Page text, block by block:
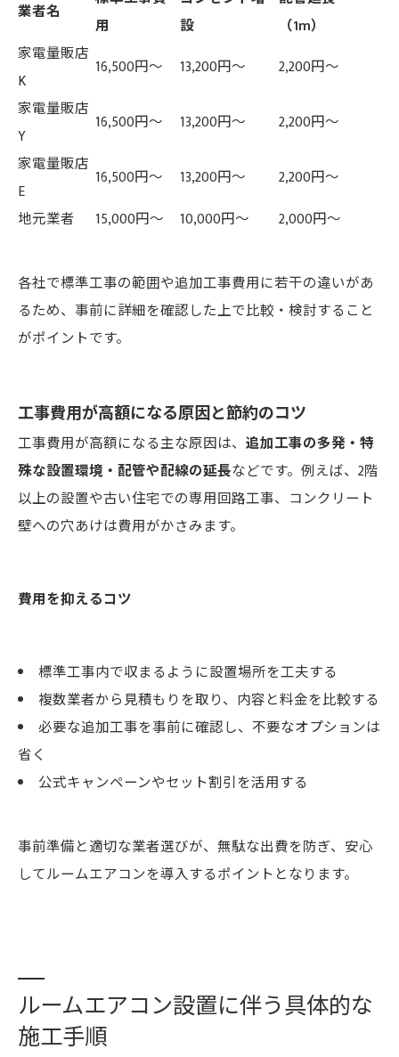
業者名
用
設
（1m）
家電量販店
K
16,500円～ 13,200円～
2,200円～
家電量販店
Y
16,500円～ 13,200円～
2,200円～
家電量販店
E
16,500円～ 13,200円～
2,200円～
地元業者
15,000円～ 10,000円～ 2,000円～
各社で標準工事の範囲や追加工事費用に若干の違いがあ
るため、事前に詳細を確認した上で比較・検討すること
がポイントです。
工事費用が高額になる原因と節約のコツ
工事費用が高額になる主な原因は、 追加工事の多発・特
殊な設置環境・配管や配線の延長などです。例えば、2階
以上の設置や古い住宅での専用回路工事、コンクリート
壁への穴あけは費用がかさみます。
費用を抑えるコツ
標準工事内で収まるように設置場所を工夫する
複数業者から見積もりを取り、内容と料金を比較する
必要な追加工事を事前に確認し、不要なオプションは
省く
公式キャンペーンやセット割引を活用する
事前準備と適切な業者選びが、無駄な出費を防ぎ、安心
してルームエアコンを導入するポイントとなります。
ルームエアコン設置に伴う具体的な
施工手順